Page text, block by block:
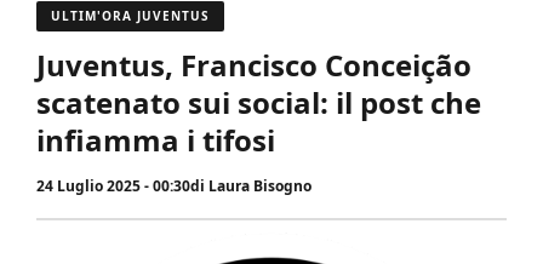
ULTIM'ORA JUVENTUS
Juventus, Francisco Conceição
scatenato sui social: il post che
infiamma i tifosi
24 Luglio 2025 - 00:30di Laura Bisogno